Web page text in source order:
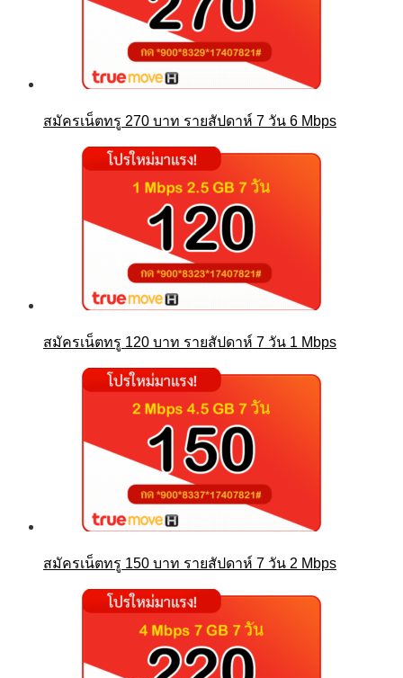
สมัครเน็ตทรู 270 บาท รายสัปดาห์ 7 วัน 6 Mbps
สมัครเน็ตทรู 120 บาท รายสัปดาห์ 7 วัน 1 Mbps
สมัครเน็ตทรู 150 บาท รายสัปดาห์ 7 วัน 2 Mbps